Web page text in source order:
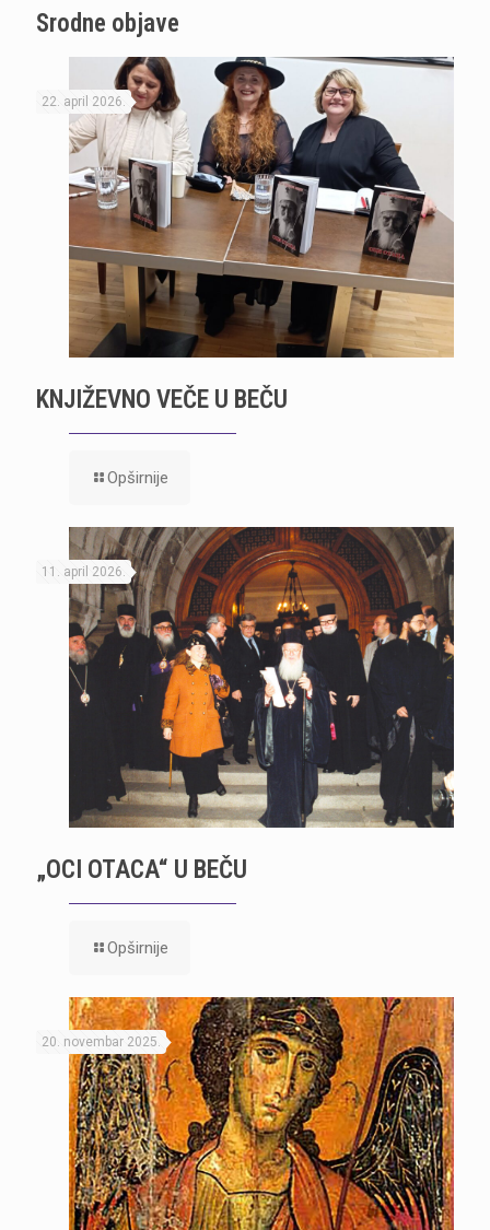
Srodne objave
22. april 2026.
KNJIŽEVNO VEČE U BEČU
Opširnije
11. april 2026.
„OCI OTACA“ U BEČU
Opširnije
20. novembar 2025.